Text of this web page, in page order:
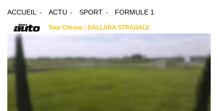
ACCUEIL ACTU SPORT FORMULE 1